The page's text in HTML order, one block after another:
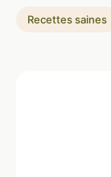
Recettes saines